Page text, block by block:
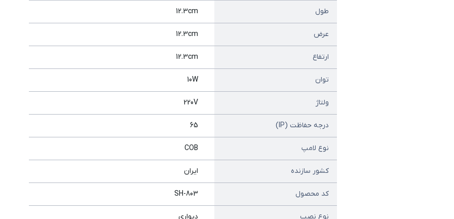
طول 12.3cm
عرض 12.3cm
ارتفاع 12.3cm
توان 10W
ولتاژ 220V
درجه حفاظت (IP) 65
نوع لامپ COB
کشور سازنده ایران
کد محصول SH-803
نوع نصب دیواری